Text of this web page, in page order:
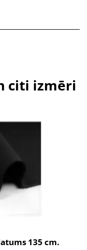
citi izmēri
135 cm.